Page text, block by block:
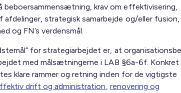
beboersammensætning, krav om effektivisering,
afdelinger, strategisk samarbejde og/eller fusion,
og FN’s verdensmål.
for strategiarbejdet er, at
med målsætningerne i LAB §6a-6f.
klare rammer og retning inden for de vigtigste
drift og administration, renovering og